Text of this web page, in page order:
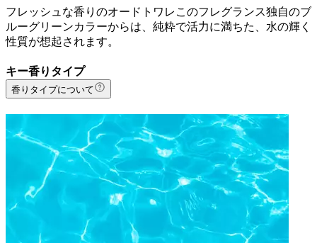
フレッシュな香りのオードトワレこのフレグランス独自のブ
ルーグリーンカラーからは、純粋で活力に満ちた、水の輝く
性質が想起されます。
キー香りタイプ
香りタイプについて